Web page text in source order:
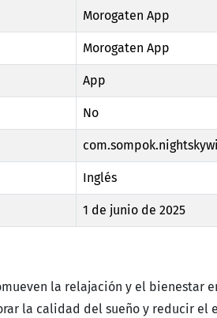
Morogaten App
Morogaten App
App
No
Inglés
1 de junio de 2025
la relajación y el bienestar
la calidad del sueño y reducir el